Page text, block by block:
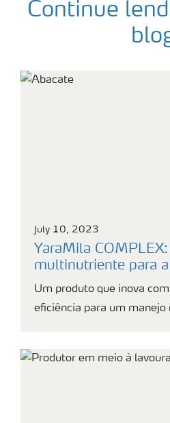
Continue
July 10, 2023
YaraMila
multinutriente para
Um produto que inova
eficiência para um